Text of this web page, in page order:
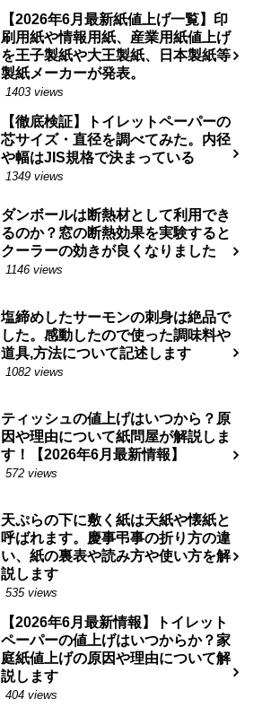
【2026年6月最新紙値上げ一覧】印
刷用紙や情報用紙、産業用紙値上げ
を王子製紙や大王製紙、日本製紙等
製紙メーカーが発表。
1403 views
【徹底検証】トイレットペーパーの
芯サイズ・直径を調べてみた。内径
や幅はJIS規格で決まっている
1349 views
ダンボールは断熱材として利用でき
るのか？窓の断熱効果を実験すると
クーラーの効きが良くなりました
1146 views
塩締めしたサーモンの刺身は絶品で
した。感動したので使った調味料や
道具,方法について記述します
1082 views
ティッシュの値上げはいつから？原
因や理由について紙問屋が解説しま
す！【2026年6月最新情報】
572 views
天ぷらの下に敷く紙は天紙や懐紙と
呼ばれます。慶事弔事の折り方の違
い、紙の裏表や読み方や使い方を解
説します
535 views
【2026年6月最新情報】トイレット
ペーパーの値上げはいつからか？家
庭紙値上げの原因や理由について解
説します
404 views